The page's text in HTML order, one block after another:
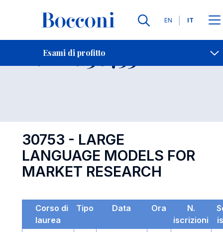
Lingue
EN IT
Esami di profitto
Contatti
Esame 30753 Open
30753 - LARGE
LANGUAGE MODELS FOR
MARKET RESEARCH
Corso di
laurea
Tipo Data Ora
N.
iscrizioni